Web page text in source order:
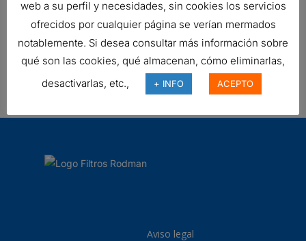
FILTRO DE AIRE, FWG CYCLOPAC
Aviso legal
web a su perfil y necesidades, sin cookies los servicios
ofrecidos por cualquier página se verían mermados
notablemente. Si desea consultar más información sobre
qué son las cookies, qué almacenan, cómo eliminarlas,
desactivarlas, etc.,
+ INFO ACEPTO